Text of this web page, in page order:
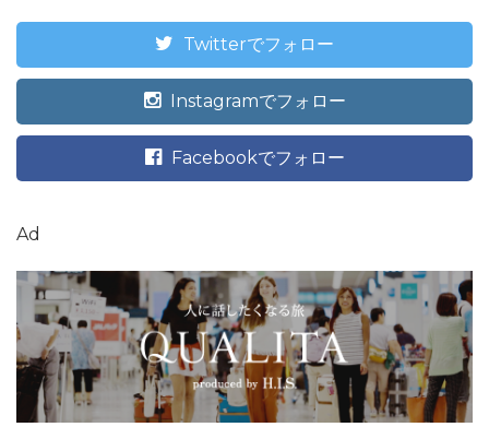
Twitterでフォロー
Instagramでフォロー
Facebookでフォロー
Ad